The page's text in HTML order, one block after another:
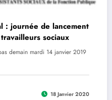
: journée de lancement
sociaux
demain mardi 14 janvier 2019
18 Janvier 2020